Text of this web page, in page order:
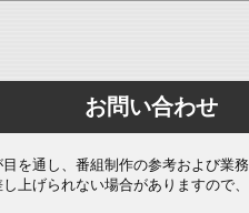
お問い合わせ
を通し、番組制作の参考および業
上げられない場合がありますので、